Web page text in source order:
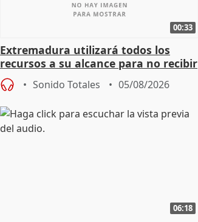
00:33
Extremadura utilizará todos los
recursos a su alcance para no recibir
más menores migrantes
Sonido Totales 05/08/2026
06:18